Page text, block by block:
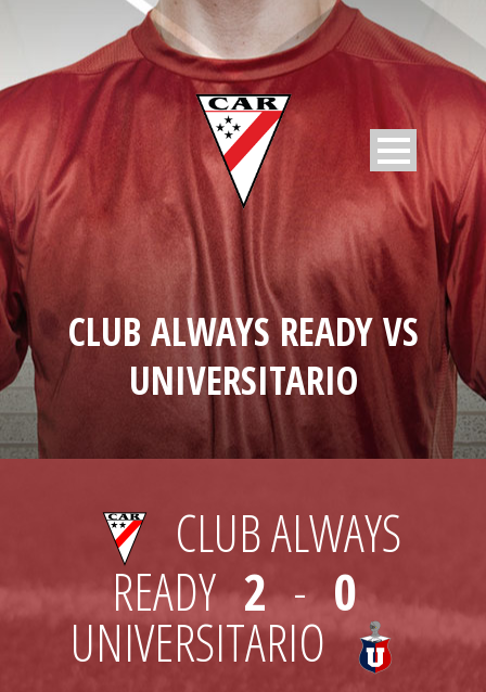
CLUB ALWAYS READY VS
UNIVERSITARIO
CLUB ALWAYS
READY 2 - 0
UNIVERSITARIO